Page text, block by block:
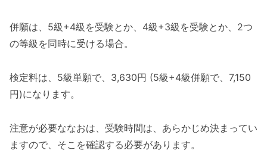
併願は、5級+4級を受験とか、4級+3級を受験とか、2つ
の等級を同時に受ける場合。
検定料は、5級単願で、3,630円 (5級+4級併願で、7,150
円)になります。
注意が必要ななおは、受験時間は、あらかじめ決まってい
ますので、そこを確認する必要があります。